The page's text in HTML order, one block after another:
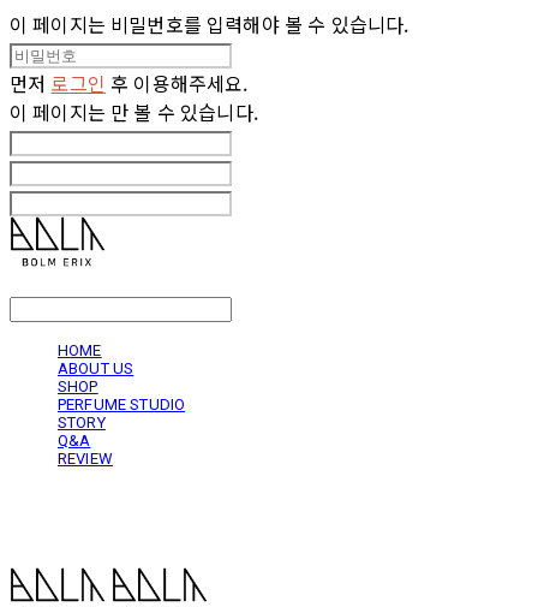
이 페이지는 비밀번호를 입력해야 볼 수 있습니다.
먼저 로그인 후 이용해주세요.
이 페이지는 만 볼 수 있습니다.
HOME
ABOUT US
SHOP
PERFUME STUDIO
STORY
Q&A
REVIEW